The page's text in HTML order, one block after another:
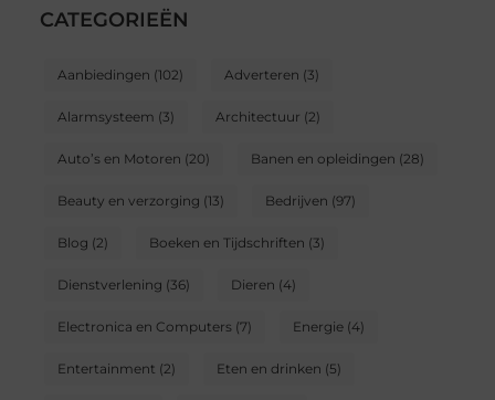
CATEGORIEËN
Aanbiedingen (102) Adverteren (3)
Alarmsysteem (3) Architectuur (2)
Auto’s en Motoren (20) Banen en opleidingen (28)
Beauty en verzorging (13) Bedrijven (97)
Blog (2) Boeken en Tijdschriften (3)
Dienstverlening (36) Dieren (4)
Electronica en Computers(7) Energie(4)
Entertainment (2) Eten en drinken (5)